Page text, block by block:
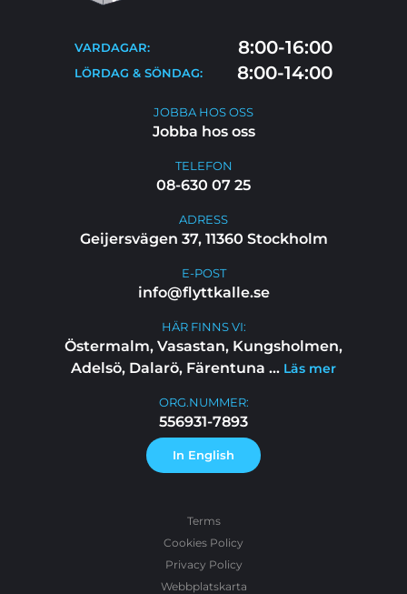
JOBBA HOS OSS
VARDAGAR: 8:00-16:00
LÖRDAG & SÖNDAG: 8:00-14:00
JOBBA HOS OSS
Jobba hos oss
TELEFON
08-630 07 25
ADRESS
Geijersvägen 37, 11360 Stockholm
E-POST
info@flyttkalle.se
ORG.NUMMER:
556931-7893
In English
HÄR FINNS VI:
Östermalm, Vasastan, Kungsholmen,
Adelsö, Dalarö, Färentuna ... Läs mer
Terms
Cookies Policy
Privacy Policy
Webbplatskarta